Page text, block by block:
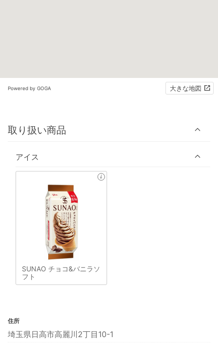
Powered by GOGA 大きな地図
取り扱い商品
アイス
SUNAO チョコ&バニラソ
フト
住所
埼玉県日高市高麗川2丁目10-1